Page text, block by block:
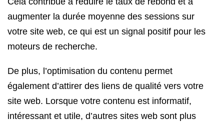
augmenter la durée moyenne des sessions sur
votre site web, ce qui est un signal positif pour les
moteurs de recherche.
De plus, l’optimisation du contenu permet
également d’attirer des liens de qualité vers votre
site web. Lorsque votre contenu est informatif,
intéressant et utile, d’autres sites web sont plus